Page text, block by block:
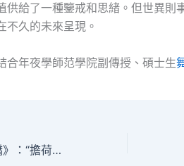
供給了一種鑒戒和思緒。但世異則
不久的未來呈現。
合年夜學師范學院副傳授、碩士生
重找九宮格會議室讀《橋》：“擔荷之美”–文史–中國作家網